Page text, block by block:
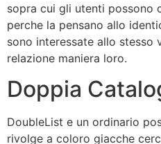
sopra cui gli utenti possono
perche la pensano allo
sono interessate allo stesso
relazione maniera loro.
Doppia
DoubleList e un ordinario
rivolge a coloro giacche